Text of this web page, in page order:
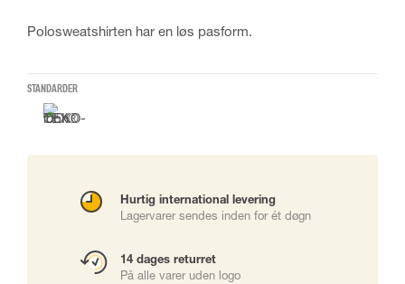
Polosweatshirten har en løs pasform.
STANDARDER
Hurtig international levering
Lagervarer sendes inden for ét døgn
14 dages returret
På alle varer uden logo